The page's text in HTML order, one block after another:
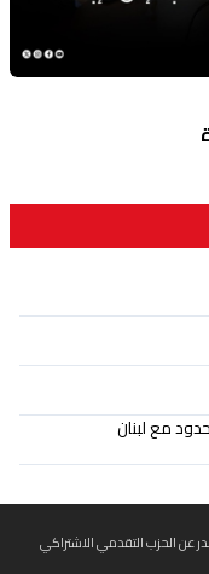
مع لبنان
عن الحزب التقدمي الاشتراكي